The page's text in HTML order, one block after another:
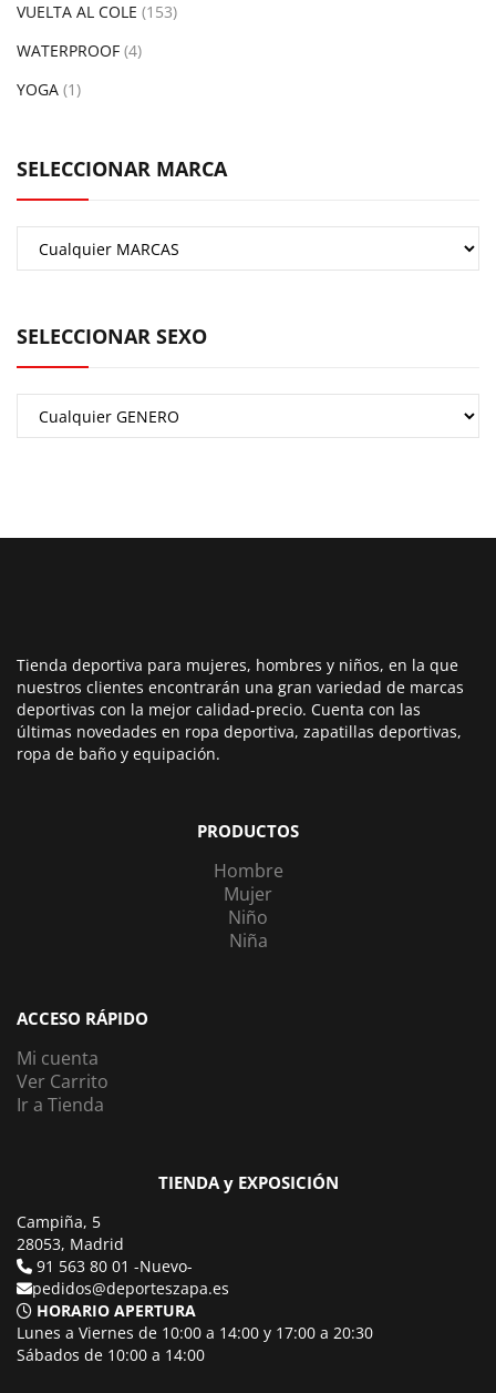
VUELTA AL COLE (153)
WATERPROOF (4)
YOGA (1)
SELECCIONAR MARCA
SELECCIONAR SEXO
Tienda deportiva para mujeres, hombres y niños, en la que
nuestros clientes encontrarán una gran variedad de marcas
deportivas con la mejor calidad-precio. Cuenta con las
últimas novedades en ropa deportiva, zapatillas deportivas,
ropa de baño y equipación.
PRODUCTOS
Hombre
Mujer
Niño
Niña
ACCESO RÁPIDO
Mi cuenta
Ver Carrito
Ir a Tienda
TIENDA y EXPOSICIÓN
Campiña, 5
28053, Madrid
91 563 80 01 -Nuevo-
pedidos@deporteszapa.es
HORARIO APERTURA
Lunes a Viernes de 10:00 a 14:00 y 17:00 a 20:30
Sábados de 10:00 a 14:00